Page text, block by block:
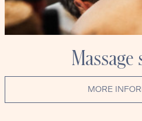
Massage
MORE